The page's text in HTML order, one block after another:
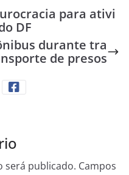
para ativi
DF
durante tra
nsporte de presos
será publicado. Campos